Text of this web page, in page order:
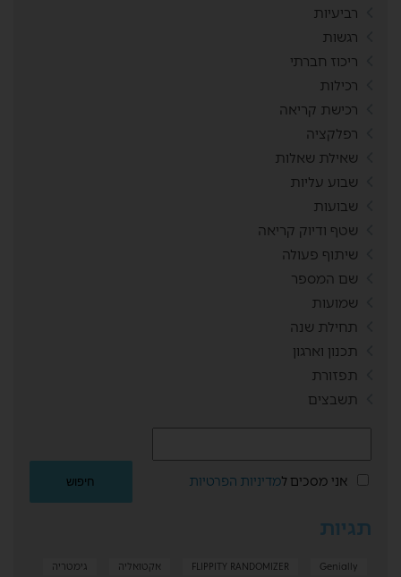
רביעיות
רגשות
ריכוז חברתי
רכילות
רכישת קריאה
רפלקציה
שאילת שאלות
שבוע עליות
שבועות
שטף ודיוק קריאה
שיתוף פעולה
שם המספר
שמועות
תחילת שנה
תכנון וארגון
תפזורת
תשבצים
אני מסכים למדיניות הפרטיות
תגיות
FLIPPITY RANDOMIZER Genially אקטואליה
גימטריה